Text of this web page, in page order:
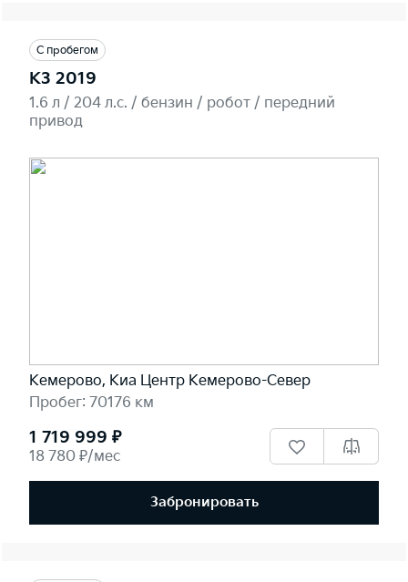
С пробегом
K3 2019
1.6 л / 204 л.c. / бензин / робот / передний
привод
Кемерово, Киа Центр Кемерово-Север
Пробег: 70176 км
1 719 999 ₽
18 780 ₽/мес
Забронировать